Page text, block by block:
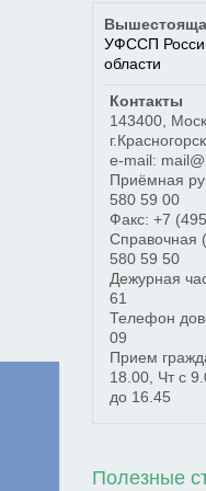
УФССП
области
Контакты
143400,
г.Красногорск,
e-mail:
Приёмная
580 59 00
Факс: +7
Справочная
580 59 50
Дежурная
61
Телефон
09
Прием
18.00, Чт с
до 16.45
Полезные